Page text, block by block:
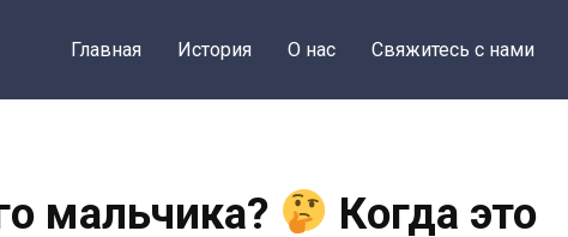
Главная История О нас Свяжитесь с нами
мальчика?
Когда это